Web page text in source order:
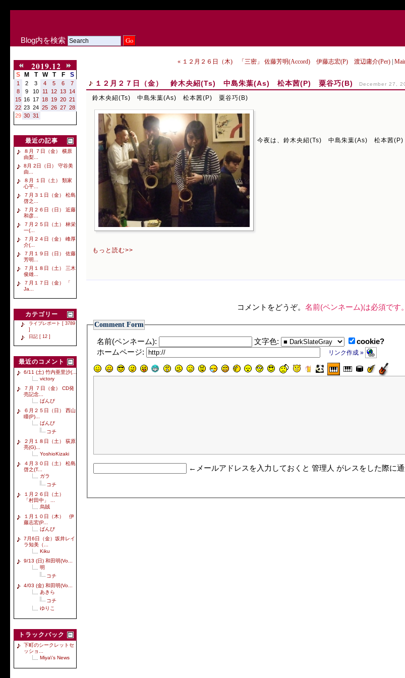
Blog内を検索
2019.12
S M T W T F S
1 2 3 4 5 6
7
8
9 10 11 12 13 14
15 16 17 18 19 20 21
22 23 24 25 26 27 28
29 30 31
最近の記事
８月 ７日（金） 横原
由梨...
8月 2日（日） 守谷美
由...
８月 １日（土） 類家
心平...
７月３１日（金） 松島
啓之...
７月２６日（日） 近藤
和彦...
７月２５日（土） 林栄
一(...
７月２４日（金） 峰厚
介(...
７月１９日（日） 佐藤
芳明...
７月１８日（土） 三木
俊雄...
７月１７日（金） 「
Ja...
カテゴリー
ライブレポート [ 3789
]
日記 [ 12 ]
最近のコメント
6/11 (土) 竹内亜里沙(...
victory
７月 ７日（金） CD発
売記念...
ばんび
６月２５日（日） 西山
瞳(P)...
ばんび
コチ
２月１８日（土） 荻原
亮(G)...
YoshioKizaki
４月３０日（土） 松島
啓之(T...
ガラ
コチ
１月２６日（土）
「村田中」 ...
烏賊
１月１０日（木） 伊
藤志宏(P...
ばんび
7月6日（金）坂井レイ
ラ知美（...
Kiku
9/13 (日) 和田明(Vo...
明
コチ
4/03 (金) 和田明(Vo...
あきら
コチ
ゆりこ
トラックバック
下町のシークレットセ
ッショ...
Miya\'s News
« １２月２６日（木) 「三密」 佐藤芳明(Accord) 伊藤志宏(P) 渡辺庸介(Per)|
１２月２７日（金） 鈴木央紹(Ts) 中島朱葉(As) 松本茜(P) 粟谷巧(B) December 27,
鈴木央紹(Ts) 中島朱葉(As) 松本茜(P) 粟谷巧(B)
今夜は、鈴木央紹(Ts) 中島朱葉(As) 松本茜(P)
もっと読む>>
コメントをどうぞ。 名前(ペンネーム)は必須です。
Comment Form
名前(ペンネーム): 文字色: cookie?
ホームページ: リンク作成 »
←メールアドレスを入力しておくと 管理人 がレスをした際に通